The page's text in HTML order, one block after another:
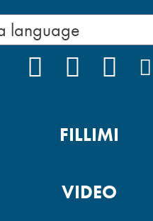
YOUTUBE
FILLIMI
VIDEO